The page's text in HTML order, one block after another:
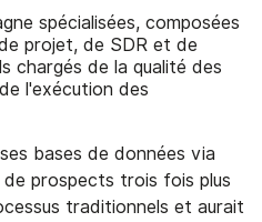
spécialisées, composées
projet, de SDR et de
chargés de la qualité des
l'exécution des
bases de données via
prospects trois fois plus
traditionnels et aurait